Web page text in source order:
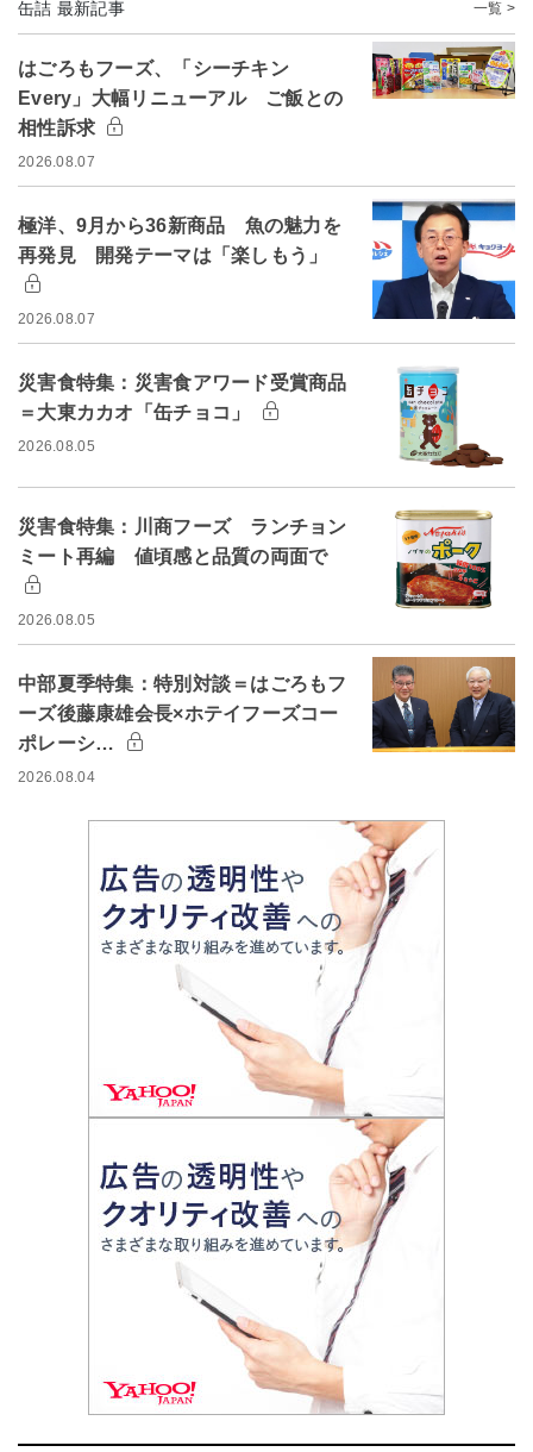
缶詰 最新記事 一覧 >
はごろもフーズ、「シーチキン
Every」大幅リニューアル ご飯との
相性訴求
2026.08.07
極洋、9月から36新商品 魚の魅力を
再発見 開発テーマは「楽しもう」
2026.08.07
災害食特集：災害食アワード受賞商品
＝大東カカオ「缶チョコ」
2026.08.05
災害食特集：川商フーズ ランチョン
ミート再編 値頃感と品質の両面で
2026.08.05
中部夏季特集：特別対談＝はごろもフ
ーズ後藤康雄会長×ホテイフーズコー
ポレーシ…
2026.08.04